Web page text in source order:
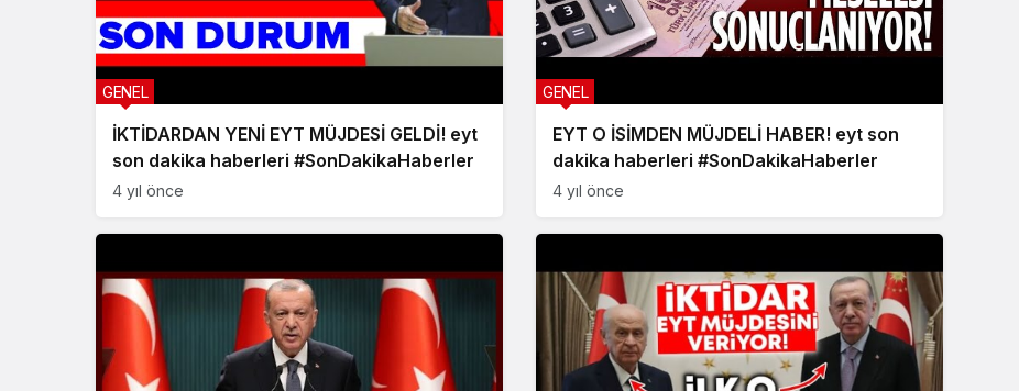
İKTİDARDAN YENİ EYT MÜJDESİ GELDİ! eyt
son dakika haberleri #SonDakikaHaberler
GENEL
4 yıl önce
EYT O İSİMDEN MÜJDELİ HABER! eyt son
dakika haberleri #SonDakikaHaberler
GENEL
4 yıl önce